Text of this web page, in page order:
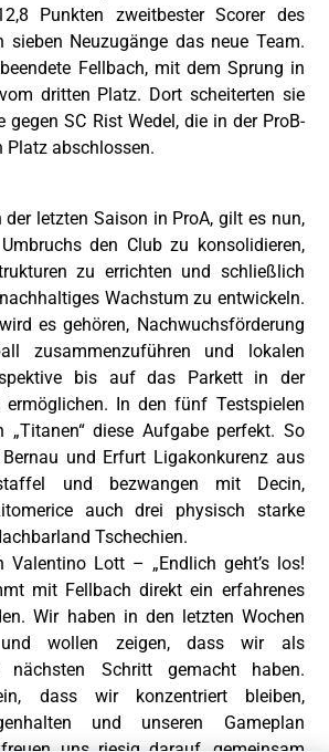
Punkten zweitbester Scorer des
sieben Neuzugänge das neue Team.
Fellbach, mit dem Sprung in
dritten Platz. Dort scheiterten sie
gegen SC Rist Wedel, die in der ProB-
Platz abschlossen.
letzten Saison in ProA, gilt es nun,
den Club zu konsolidieren,
zu errichten und schließlich
Wachstum zu entwickeln.
es gehören, Nachwuchsförderung
zusammenzuführen und lokalen
bis auf das Parkett in der
In den fünf Testspielen
„Titanen“ diese Aufgabe perfekt. So
und Erfurt Ligakonkurenz aus
und bezwangen mit Decin,
auch drei physisch starke
Tschechien.
Valentino Lott – „Endlich geht’s los!
mit Fellbach direkt ein erfahrenes
Wir haben in den letzten Wochen
wollen zeigen, dass wir als
nächsten Schritt gemacht haben.
dass wir konzentriert bleiben,
und unseren Gameplan